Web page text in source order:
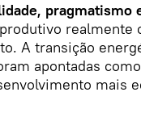
pragmatismo
realmente
A transição
apontadas
mais